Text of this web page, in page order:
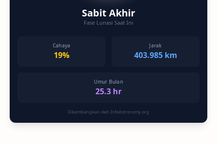
Sabit Akhir
Fase Lunasi Saat Ini
Cahaya
19%
Jarak
403.985 km
Umur Bulan
25.3 hr
Dikembangkan oleh InfoAstronomy.org